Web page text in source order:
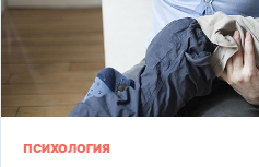
ПСИХОЛОГИЯ